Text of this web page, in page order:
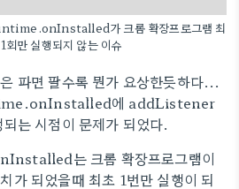
가 크롬 확장프로그램 최
회만 실행되지 않는 이슈
파면 팔수록 뭔가 요상한듯하다...
에 addListener
는 시점이 문제가 되었다.
는 크롬 확장프로그램이
가 되었을때 최초 1번만 실행이 되